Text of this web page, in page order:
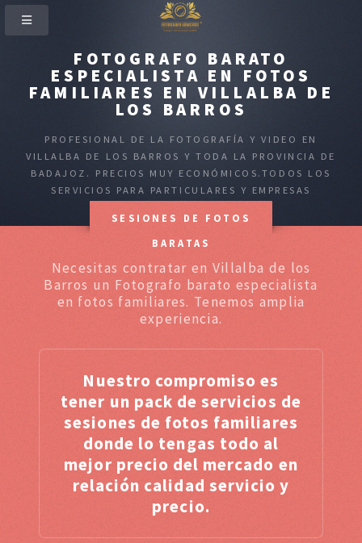
FOTOGRAFO BARATO
ESPECIALISTA EN FOTOS
FAMILIARES EN VILLALBA DE
LOS BARROS
PROFESIONAL DE LA FOTOGRAFÍA Y VIDEO EN
VILLALBA DE LOS BARROS Y TODA LA PROVINCIA DE
BADAJOZ. PRECIOS MUY ECONÓMICOS.TODOS LOS
SERVICIOS PARA PARTICULARES Y EMPRESAS
SESIONES DE FOTOS
BARATAS
Necesitas contratar en Villalba de los
Barros un Fotografo barato especialista
en fotos familiares. Tenemos amplia
experiencia.
Nuestro compromiso es
tener un pack de servicios de
sesiones de fotos familiares
donde lo tengas todo al
mejor precio del mercado en
relación calidad servicio y
precio.